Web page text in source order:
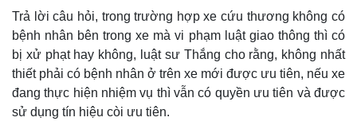
Thế giới
Quan sát
Cuộc sống đó đây
Hồ sơ
Multimedia
Video
Ảnh
E-Magazine
Trả lời câu hỏi, trong trường hợp xe cứu thương không có
bệnh nhân bên trong xe mà vi phạm luật giao thông thì có
bị xử phạt hay không, luật sư Thắng cho rằng, không nhất
thiết phải có bệnh nhân ở trên xe mới được ưu tiên, nếu xe
đang thực hiện nhiệm vụ thì vẫn có quyền ưu tiên và được
sử dụng tín hiệu còi ưu tiên.